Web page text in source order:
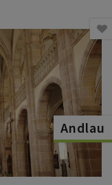
Andlau